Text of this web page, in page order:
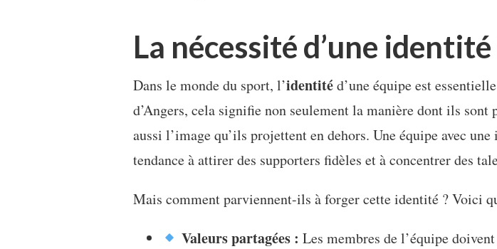
La nécessité d’une
Dans le monde du sport, l’identitéd’une équipe est
d’Angers, cela signifie non seulement la manière dont ils sont
aussi l’image qu’ils projettent en dehors. Une équipe avec
tendance à attirer des supporters fidèles et à concentrer des
Mais comment parviennent-ils à forger cette identité ? Voici
Valeurs partagées : Les membres de l’équipe